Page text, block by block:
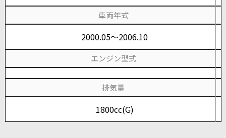
車両年式
2000.05～2006.10
エンジン型式
排気量
1800cc(G)